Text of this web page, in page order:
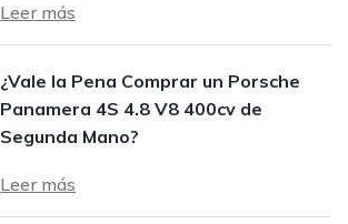
Leer más
¿Vale la Pena Comprar un Porsche
Panamera 4S 4.8 V8 400cv de
Segunda Mano?
Leer más